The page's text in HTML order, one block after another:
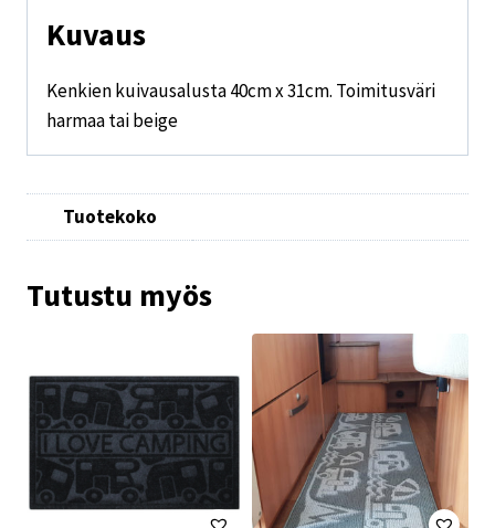
Kuvaus
Kenkien kuivausalusta 40cm x 31cm. Toimitusväri
harmaa tai beige
Tuotekoko
Tutustu myös